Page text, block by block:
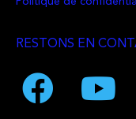
RESTONS EN